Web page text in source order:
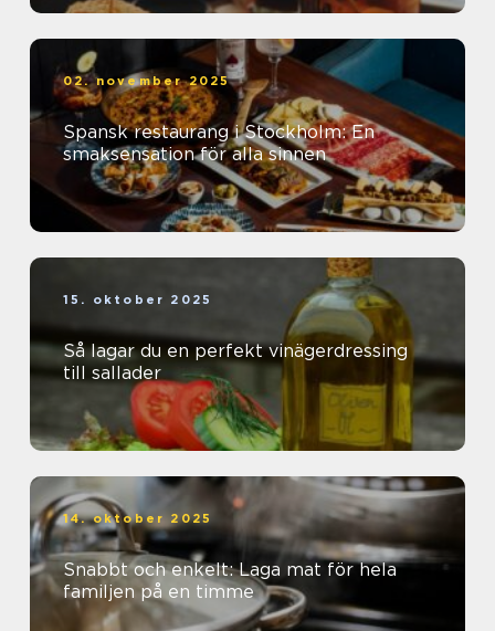
02. november 2025
Spansk restaurang i Stockholm: En
smaksensation för alla sinnen
15. oktober 2025
Så lagar du en perfekt vinägerdressing
till sallader
14. oktober 2025
Snabbt och enkelt: Laga mat för hela
familjen på en timme